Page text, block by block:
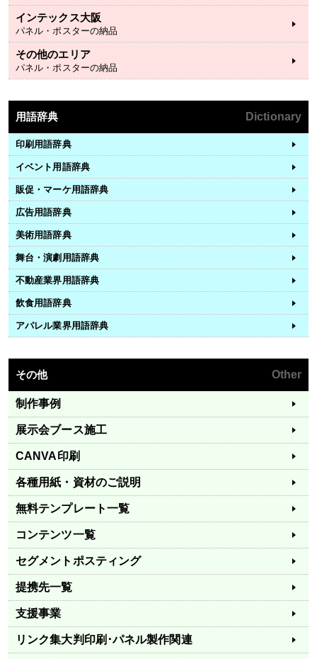
インテックス大阪
パネル・ポスターの納品
その他のエリア
パネル・ポスターの納品
用語辞典 Dictionary
印刷用語辞典
イベント用語辞典
販促・マーケ用語辞典
広告用語辞典
美術用語辞典
舞台・演劇用語辞典
不動産業界用語辞典
飲食用語辞典
アパレル業界用語辞典
その他 Other
制作事例
展示会ブース施工
CANVA印刷
各種用紙・資材のご説明
無料テンプレート一覧
コンテンツ一覧
セグメントポスティング
提携先一覧
支援事業
リンク集大判印刷･パネル製作関連